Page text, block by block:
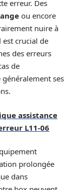
erreur. Des
ou encore
nuire à
est crucial de
des erreurs
de
ses
assistance
L11-06
prolongée
dans